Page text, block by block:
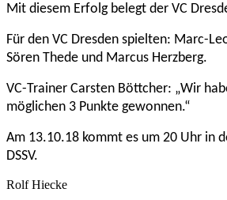
Mit diesem Erfolg belegt der VC
Für den VC Dresden spielten: Marc-
Sören Thede und Marcus Herzberg.
VC-Trainer Carsten Böttcher: „Wir
möglichen 3 Punkte gewonnen.“
Am 13.10.18 kommt es um 20 Uhr in
DSSV.
Rolf Hiecke